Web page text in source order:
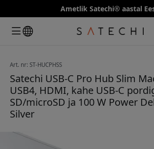
Ametlik Satechi® aastal
Art. nr: ST-HUCPHSS
Satechi USB-C Pro Hub Slim
USB4, HDMI, kahe USB-C
SD/microSD ja 100 W Power
Silver